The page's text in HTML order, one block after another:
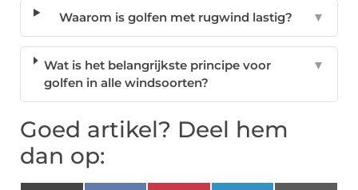
Waarom is golfen met rugwind lastig? ▼
Wat is het belangrijkste principe voor
golfen in alle windsoorten?
▼
Goed artikel? Deel hem
dan op: